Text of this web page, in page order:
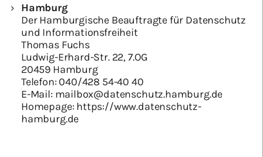
Hamburg
Der Hamburgische Beauftragte für Datenschutz
und Informationsfreiheit
Thomas Fuchs
Ludwig-Erhard-Str. 22, 7.OG
20459 Hamburg
Telefon: 040/428 54-40 40
E-Mail: mailbox@datenschutz.hamburg.de
Homepage: https://www.datenschutz-
hamburg.de